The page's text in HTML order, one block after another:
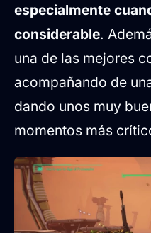
especialmente
considerable.
una de las mejores
acompañando de
dando unos muy
momentos más